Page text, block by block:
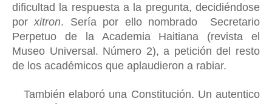
dificultad la respuesta a la pregunta, decidiéndose
porxitron. Sería por ello nombrado Secretario
Perpetuo de la Academia Haitiana (revista el
Museo Universal. Número 2), a petición del resto
de los académicos que aplaudieron a rabiar.
También elaboró una Constitución. Un autentico